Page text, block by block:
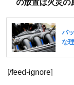
の放置は火災の
[/feed-ignore]